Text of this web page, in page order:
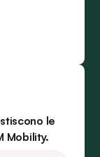
le
Mobility.